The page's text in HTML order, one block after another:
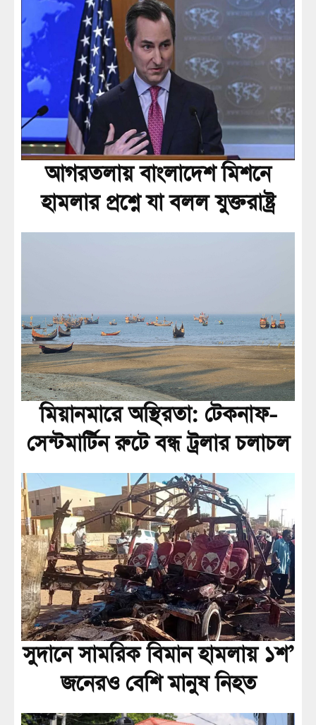
আগরতলায় বাংলাদেশ মিশনে
হামলার প্রশ্নে যা বলল যুক্তরাষ্ট্র
মিয়ানমারে অস্থিরতা: টেকনাফ-
সেন্টমার্টিন রুটে বন্ধ ট্রলার চলাচল
সুদানে সামরিক বিমান হামলায় ১শ’
জনেরও বেশি মানুষ নিহত